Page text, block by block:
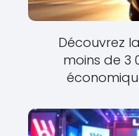
Découvrez
moins de 3